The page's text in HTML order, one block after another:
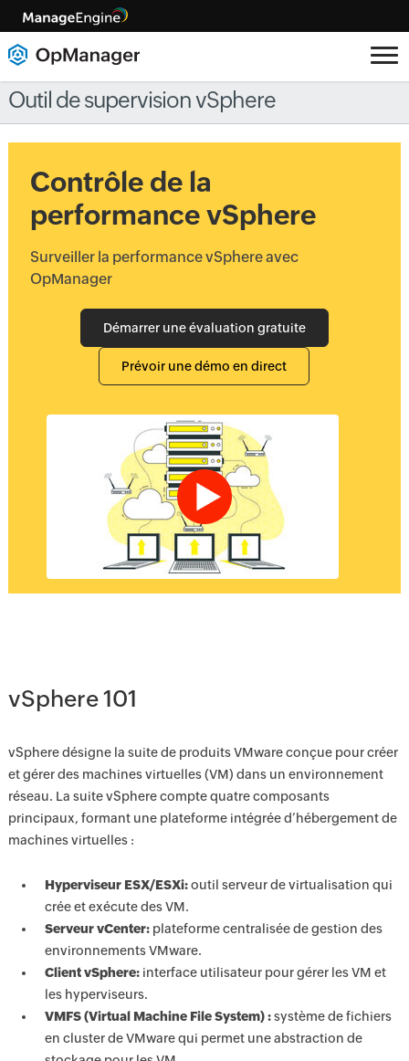
Outil de supervision vSphere
Contrôle de la
performance vSphere
Surveiller la performance vSphere avec
OpManager
Démarrer une évaluation gratuite
Prévoir une démo en direct
vSphere 101
vSphere désigne la suite de produits VMware conçue pour créer
et gérer des machines virtuelles (VM) dans un environnement
réseau. La suite vSphere compte quatre composants
principaux, formant une plateforme intégrée d’hébergement de
machines virtuelles :
Hyperviseur ESX/ESXi:outil serveur de virtualisation qui
crée et exécute des VM.
Serveur vCenter:plateforme centralisée de gestion des
environnements VMware.
Client vSphere:interface utilisateur pour gérer les VM et
les hyperviseurs.
VMFS (Virtual Machine File System) :système de fichiers
en cluster de VMware qui permet une abstraction de